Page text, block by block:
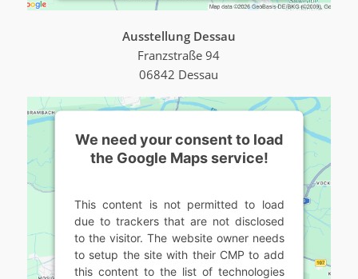
Ausstellung Dessau
Franzstraße 94
06842 Dessau
We need your consent to load
the Google Maps service!
This content is not permitted to load
due to trackers that are not disclosed
to the visitor. The website owner needs
to setup the site with their CMP to add
this content to the list of technologies